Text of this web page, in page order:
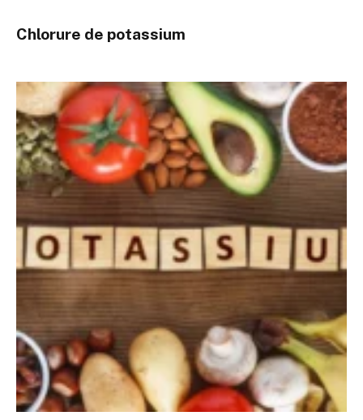
Chlorure de potassium